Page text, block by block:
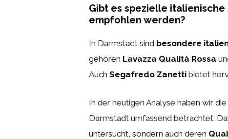
Gibt es spezielle
empfohlen werden?
In Darmstadt sind besondere
gehören Lavazza Qualità Rossa
Auch Segafredo Zanetti bietet
In der heutigen Analyse haben wir
Darmstadt umfassend betrachtet.
untersucht, sondern auch deren